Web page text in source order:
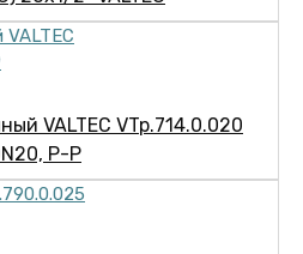
VALTEC VTp.714.0.020
P-P